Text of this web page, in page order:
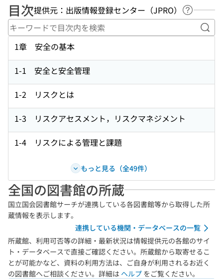
目次提供元：出版情報登録センター（JPRO）
ヘルプペ
キ
1章 安全の基本
1-1 安全と安全管理
1-2 リスクとは
1-3 リスクアセスメント，リスクマネジメント
1-4 リスクによる管理と課題
もっと見る（全49件）
全国の図書館の所蔵
国立国会図書館サーチが連携している各図書館等から取得した所
蔵情報を表示します。
連携している機関・データベースの一覧
所蔵館、利用可否等の詳細・最新状況は情報提供元の各館のサイ
ト・データベースで直接ご確認ください。所蔵館から取寄せるこ
とが可能かなど、資料の利用方法は、ご自身が利用されるお近く
の図書館へご相談ください。詳細は ヘルプ をご覧ください。